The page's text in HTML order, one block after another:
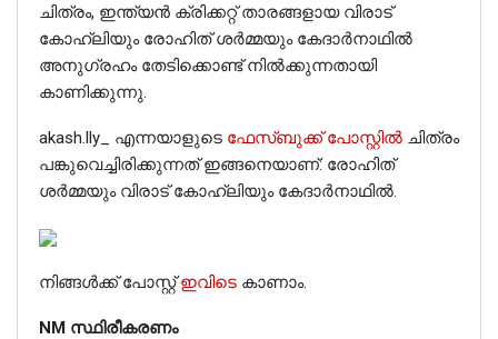
ചിത്രം, ഇന്ത്യൻ ക്രിക്കറ്റ് താരങ്ങളായ വിരാട്
കോഹ്‌ലിയും രോഹിത് ശർമ്മയും കേദാർനാഥിൽ
അനുഗ്രഹം തേടിക്കൊണ്ട് നിൽക്കുന്നതായി
കാണിക്കുന്നു.
akash.lly_ എന്നയാളുടെ ഫേസ്ബുക്ക് പോസ്റ്റിൽ ചിത്രം
പങ്കുവെച്ചിരിക്കുന്നത് ഇങ്ങനെയാണ്: രോഹിത്
ശർമ്മയും വിരാട് കോഹ്‌ലിയും കേദാർനാഥിൽ.
നിങ്ങൾക്ക് പോസ്റ്റ്ഇവിടെ കാണാം.
NM സ്ഥിരീകരണം